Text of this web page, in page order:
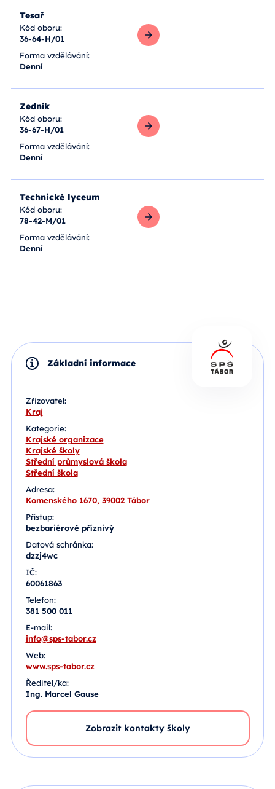
Tesař
Kód oboru:
36-64-H/01
Forma vzdělávání:
Denní
Zobrazit více
Zedník
Kód oboru:
36-67-H/01
Forma vzdělávání:
Denní
Zobrazit více
Technické lyceum
Kód oboru:
78-42-M/01
Forma vzdělávání:
Denní
Základní informace
Zřizovatel:
Kraj
Kategorie:
Krajské organizace
Krajské školy
Střední průmyslová škola
Střední škola
Adresa:
Komenského 1670, 39002 Tábor
Přístup:
bezbariérově příznivý
Datová schránka:
dzzj4wc
IČ:
60061863
Telefon:
381 500 011
E-mail:
info@sps-tabor.cz
Web:
www.sps-tabor.cz
Ředitel/ka:
Ing. Marcel Gause
Zobrazit kontakty školy